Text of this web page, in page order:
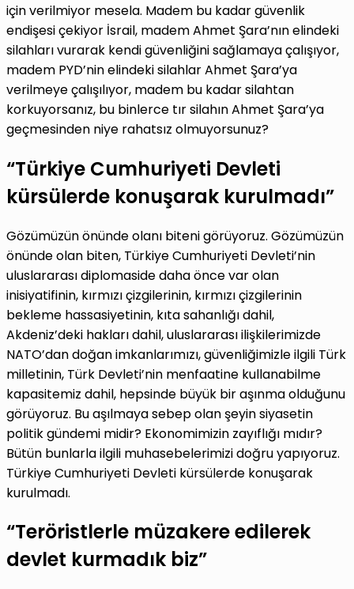
için verilmiyor mesela. Madem bu kadar güvenlik
endişesi çekiyor İsrail, madem Ahmet Şara’nın elindeki
silahları vurarak kendi güvenliğini sağlamaya çalışıyor,
madem PYD’nin elindeki silahlar Ahmet Şara’ya
verilmeye çalışılıyor, madem bu kadar silahtan
korkuyorsanız, bu binlerce tır silahın Ahmet Şara’ya
geçmesinden niye rahatsız olmuyorsunuz?
“Türkiye Cumhuriyeti Devleti
kürsülerde konuşarak kurulmadı”
Gözümüzün önünde olanı biteni görüyoruz. Gözümüzün
önünde olan biten, Türkiye Cumhuriyeti Devleti’nin
uluslararası diplomaside daha önce var olan
inisiyatifinin, kırmızı çizgilerinin, kırmızı çizgilerinin
bekleme hassasiyetinin, kıta sahanlığı dahil,
Akdeniz’deki hakları dahil, uluslararası ilişkilerimizde
NATO’dan doğan imkanlarımızı, güvenliğimizle ilgili Türk
milletinin, Türk Devleti’nin menfaatine kullanabilme
kapasitemiz dahil, hepsinde büyük bir aşınma olduğunu
görüyoruz. Bu aşılmaya sebep olan şeyin siyasetin
politik gündemi midir? Ekonomimizin zayıflığı mıdır?
Bütün bunlarla ilgili muhasebelerimizi doğru yapıyoruz.
Türkiye Cumhuriyeti Devleti kürsülerde konuşarak
kurulmadı.
“Teröristlerle müzakere edilerek
devlet kurmadık biz”